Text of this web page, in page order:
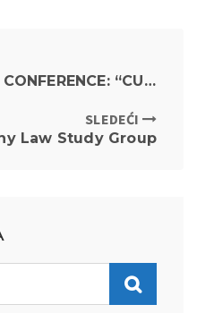
1ST CALSP STUDENT CONFERENCE: “CURRENT STATE AND UPCOMING CHALLENGES OF LEGAL THEORY AND PHILOSOPHY OF LAW, 2023”
SLEDEĆI
Law Study Group